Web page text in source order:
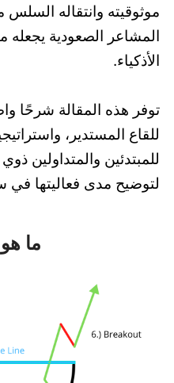
موثوقيته وانتقاله
المشاعر الصعودية يجعله
الأذكياء.
توفر هذه المقالة شرحًا
للقاع المستدير،
للمبتدئين والمتداولين
لتوضيح مدى فعاليتها في
ما